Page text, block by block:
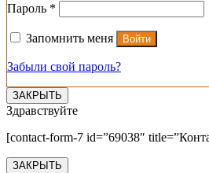
Пароль *
Запомнить меня Войти
Забыли свой пароль?
ЗАКРЫТЬ
Здравствуйте
[contact-form-7 id=”69038″
ЗАКРЫТЬ